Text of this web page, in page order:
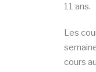
11 ans.
Les
cours